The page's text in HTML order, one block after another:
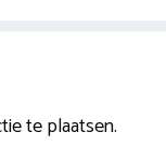
te plaatsen.